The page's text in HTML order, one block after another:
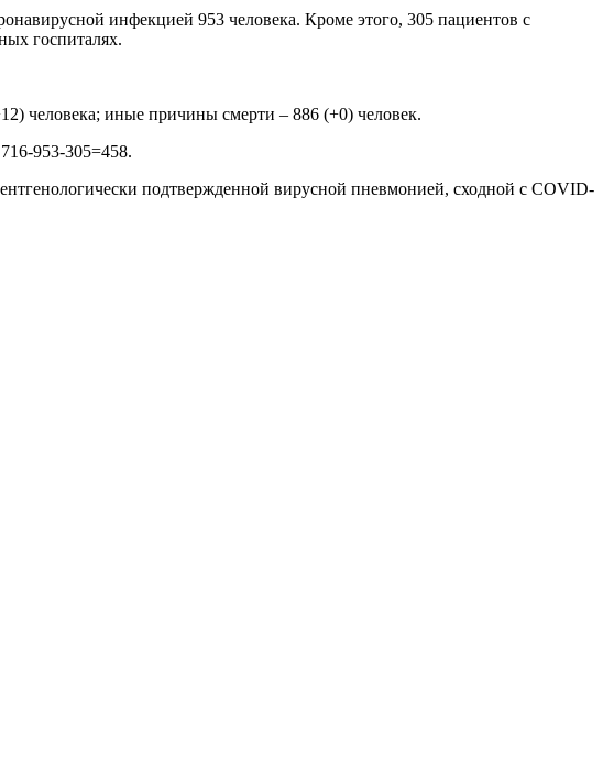
инфекцией 953 человека. Кроме этого, 305 пациентов с
госпиталях.
человека; иные причины смерти – 886 (+0) человек.
953-305=458.
подтвержденной вирусной пневмонией, сходной с COVID-